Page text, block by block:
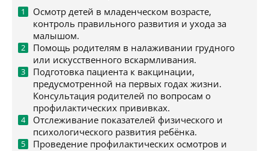
Осмотр детей в младенческом возрасте,
контроль правильного развития и ухода за
малышом.
Помощь родителям в налаживании грудного
или искусственного вскармливания.
Подготовка пациента к вакцинации,
предусмотренной на первых годах жизни.
Консультация родителей по вопросам о
профилактических прививках.
Отслеживание показателей физического и
психологического развития ребёнка.
Проведение профилактических осмотров и